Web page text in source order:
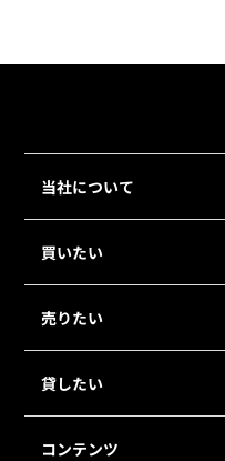
当社について
買いたい
売りたい
貸したい
コンテンツ